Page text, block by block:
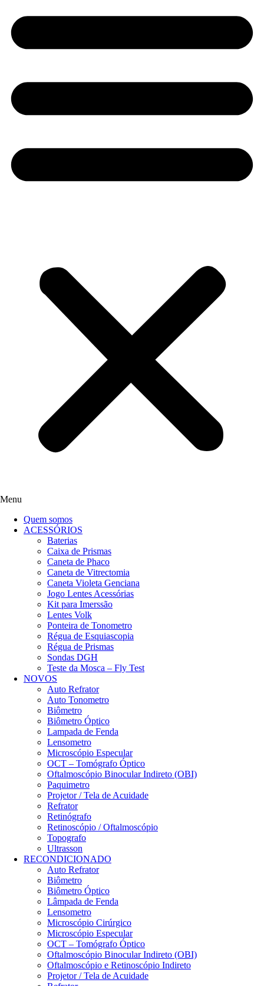
Menu
Quem somos
ACESSÓRIOS
Baterias
Caixa de Prismas
Caneta de Phaco
Caneta de Vitrectomia
Caneta Violeta Genciana
Jogo Lentes Acessórias
Kit para Imerssão
Lentes Volk
Ponteira de Tonometro
Régua de Esquiascopia
Régua de Prismas
Sondas DGH
Teste da Mosca – Fly Test
NOVOS
Auto Refrator
Auto Tonometro
Biômetro
Biômetro Óptico
Lampada de Fenda
Lensometro
Microscópio Especular
OCT – Tomógrafo Óptico
Oftalmoscópio Binocular Indireto (OBI)
Paquimetro
Projetor / Tela de Acuidade
Refrator
Retinógrafo
Retinoscópio / Oftalmoscópio
Topografo
Ultrasson
RECONDICIONADO
Auto Refrator
Biômetro
Biômetro Óptico
Lâmpada de Fenda
Lensometro
Microscópio Cirúrgico
Microscópio Especular
OCT – Tomógrafo Óptico
Oftalmoscópio Binocular Indireto (OBI)
Oftalmoscópio e Retinoscópio Indireto
Projetor / Tela de Acuidade